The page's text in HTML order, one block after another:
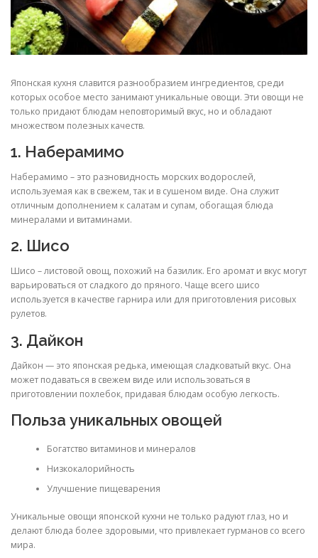
Японская кухня славится разнообразием ингредиентов, среди
которых особое место занимают уникальные овощи. Эти овощи не
только придают блюдам неповторимый вкус, но и обладают
множеством полезных качеств.
1. Наберамимо
Наберамимо – это разновидность морских водорослей,
используемая как в свежем, так и в сушеном виде. Она служит
отличным дополнением к салатам и супам, обогащая блюда
минералами и витаминами.
2. Шисо
Шисо – листовой овощ, похожий на базилик. Его аромат и вкус могут
варьироваться от сладкого до пряного. Чаще всего шисо
используется в качестве гарнира или для приготовления рисовых
рулетов.
3. Дайкон
Дайкон — это японская редька, имеющая сладковатый вкус. Она
может подаваться в свежем виде или использоваться в
приготовлении похлебок, придавая блюдам особую легкость.
Польза уникальных овощей
Богатство витаминов и минералов
Низкокалорийность
Улучшение пищеварения
Уникальные овощи японской кухни не только радуют глаз, но и
делают блюда более здоровыми, что привлекает гурманов со всего
мира.